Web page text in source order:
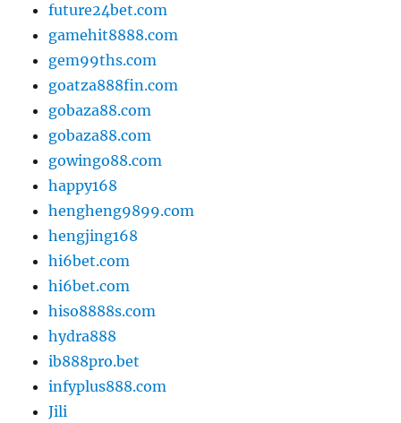
future24bet.com
gamehit8888.com
gem99ths.com
goatza888fin.com
gobaza88.com
gobaza88.com
gowingo88.com
happy168
hengheng9899.com
hengjing168
hi6bet.com
hi6bet.com
hiso8888s.com
hydra888
ib888pro.bet
infyplus888.com
Jili